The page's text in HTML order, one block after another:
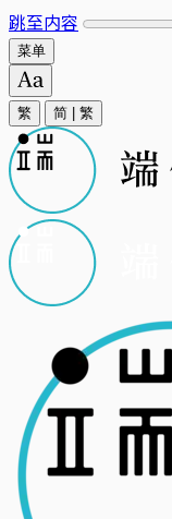
跳至内容
菜单
繁 简 繁